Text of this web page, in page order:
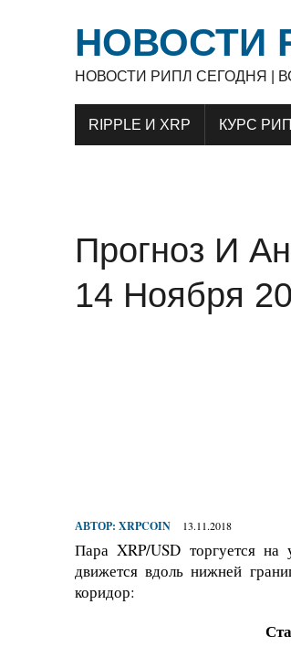
НОВОСТИ
НОВОСТИ РИПЛ СЕГОДНЯ |
RIPPLE И XRP КУРС
Прогноз И
14 Ноября
АВТОР: XRPCOIN 13.11.2018
Пара XRP/USD торгуется
движется вдоль нижней
коридор: